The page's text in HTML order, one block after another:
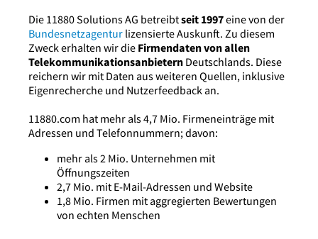
Die 11880 Solutions AG betreibtseit 1997eine von der
Bundesnetzagentur lizensierte Auskunft. Zu diesem
Zweck erhalten wir die Firmendaten von allen
Telekommunikationsanbietern Deutschlands. Diese
reichern wir mit Daten aus weiteren Quellen, inklusive
Eigenrecherche und Nutzerfeedback an.
11880.com hat mehr als 4,7 Mio. Firmeneinträge mit
Adressen und Telefonnummern; davon:
mehr als 2 Mio. Unternehmen mit
Öffnungszeiten
2,7 Mio. mit E-Mail-Adressen und Website
1,8 Mio. Firmen mit aggregierten Bewertungen
von echten Menschen